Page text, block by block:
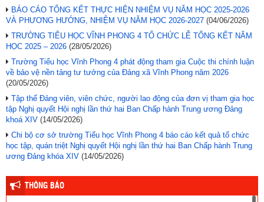
BÁO CÁO TỔNG KẾT THỰC HIỆN NHIỆM VỤ NĂM HỌC 2025-2026
VÀ PHƯƠNG HƯỚNG, NHIỆM VỤ NĂM HỌC 2026-2027 (04/06/2026)
TRƯỜNG TIỂU HỌC VĨNH PHONG 4 TỔ CHỨC LỄ TỔNG KẾT NĂM
HỌC 2025 – 2026 (28/05/2026)
Trường Tiểu học Vĩnh Phong 4 phát động tham gia Cuộc thi chính luận
về bảo vệ nền tảng tư tưởng của Đảng xã Vĩnh Phong năm 2026
(20/05/2026)
Tập thể Đảng viên, viên chức, người lao động của đơn vị tham gia học
tập Nghị quyết Hội nghị lần thứ hai Ban Chấp hành Trung ương Đảng
khoá XIV (14/05/2026)
Chi bộ cơ sở trường Tiểu học Vĩnh Phong 4 báo cáo kết quả tổ chức
học tập, quán triệt Nghị quyết Hội nghị lần thứ hai Ban Chấp hành Trung
ương Đảng khóa XIV (14/05/2026)
THÔNG BÁO